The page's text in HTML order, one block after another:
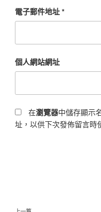
電子郵件地址*
個人網站網址
在瀏覽器中儲存顯示
址，以供下次發佈留言時
文